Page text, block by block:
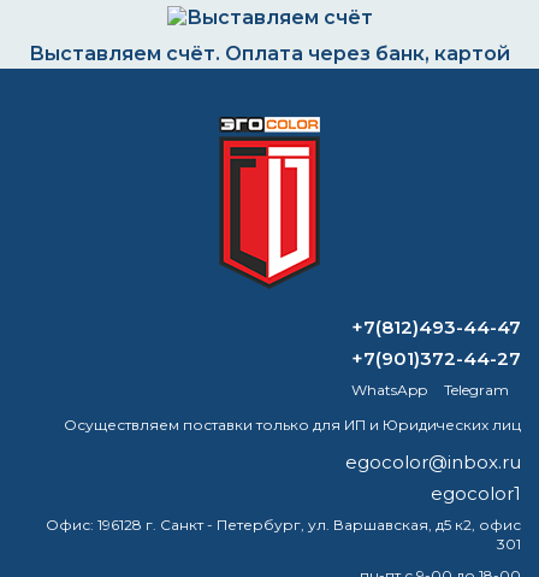
Выставляем счёт. Оплата через банк, картой
Формируем заказ и отправляем транспортной
ВОПРОС-ОТВЕТ
Какой цвет хорошо сочетается с
терракотовым?
Какой лак не боится воды?
Как разбавить эпоксидную краску?
+7(812)493-44-47
+7(901)372-44-27
WhatsApp
Telegram
Осуществляем поставки только для ИП и Юридических лиц
egocolor@inbox.ru
egocolor1
Офис: 196128 г. Санкт - Петербург, ул. Варшавская, д5 к2, офис
301